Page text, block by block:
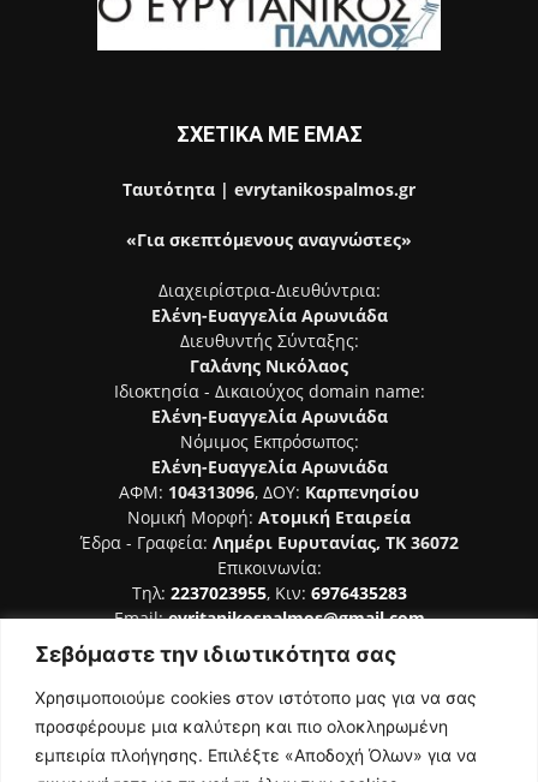
Σεβόμαστε την ιδιωτικότητα σας
Χρησιμοποιούμε cookies στον ιστότοπο μας για να σας
προσφέρουμε μια καλύτερη και πιο ολοκληρωμένη
εμπειρία πλοήγησης. Επιλέξτε «Αποδοχή Όλων» για να
ΣΧΕΤΙΚΑ ΜΕ ΕΜΑΣ
Ταυτότητα | evrytanikospalmos.gr
«Για σκεπτόμενους αναγνώστες»
Διαχειρίστρια-Διευθύντρια:
Ελένη-Ευαγγελία Αρωνιάδα
Διευθυντής Σύνταξης:
Γαλάνης Νικόλαος
Ιδιοκτησία - Δικαιούχος domain name:
Ελένη-Ευαγγελία Αρωνιάδα
Νόμιμος Εκπρόσωπος:
Ελένη-Ευαγγελία Αρωνιάδα
ΑΦΜ: 104313096, ΔΟΥ: Καρπενησίου
Νομική Μορφή: Ατομική Εταιρεία
Έδρα - Γραφεία: Λημέρι Ευρυτανίας, ΤΚ 36072
Επικοινωνία:
Τηλ: 2237023955, Κιν: 6976435283
Email:evritanikospalmos@gmail.com
Αριθμός Πιστοποίησης Μ.Η.Τ. 242044